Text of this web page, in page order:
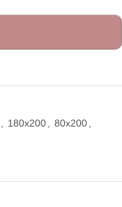
180x200 80x200